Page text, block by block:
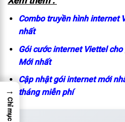
Combo truyền hình internet
nhất
Gói cước internet Viettel
Mới nhất
Cập nhật gói internet mới
tháng miễn phí
→
Chỉ mục